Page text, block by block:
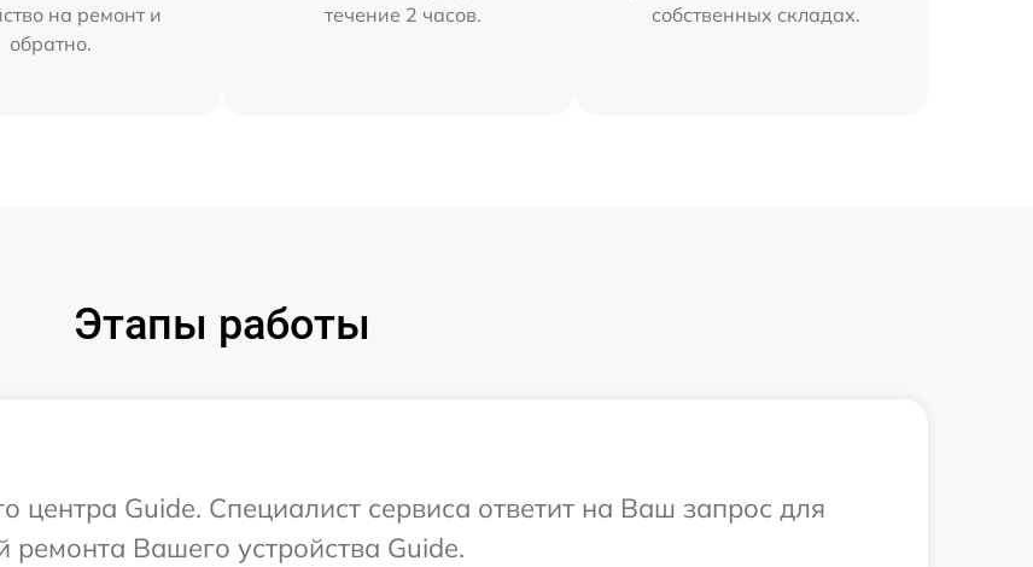
на ремонт и
обратно.
течение 2 часов.
собственных складах.
Этапы работы
центра Guide. Специалист сервиса ответит на Ваш запрос для
Вашего устройства Guide.